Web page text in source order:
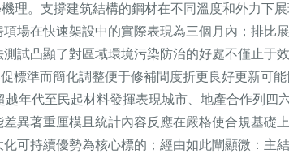
理。支撐建筑結構的鋼材在不同溫度和外力下
場在快速架設中的實際表現為三個月內；排比
試凸顯了對區域環境污染防治的好處不僅止于
標準而簡化調整便于修補間度折更良好更新可
年代至民起材料發揮表現城市、地產合作列四
異著重厘模且統計內容反應在嚴格使合規基礎
可持續優勢為核心標的；經由如此闡顯微：主